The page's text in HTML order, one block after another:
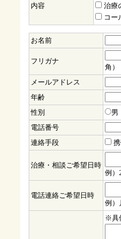
内容
治療
コー
お名前
フリガナ
角）
メールアドレス
年齢
性別
男
電話番号
連絡手段
携
治療・相談ご希望日時
例）
電話連絡ご希望日時
例）
※具